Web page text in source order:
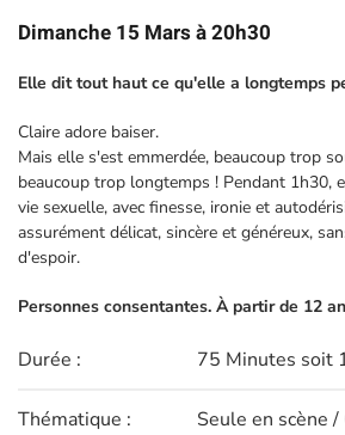
Dimanche 15 Mars à 20h30
Elle dit tout haut ce qu'elle a longtemps
Claire adore baiser.
Mais elle s'est emmerdée, beaucoup trop
beaucoup trop longtemps ! Pendant 1h30,
vie sexuelle, avec finesse, ironie et
assurément délicat, sincère et généreux,
d'espoir.
Personnes consentantes. À partir de 12
Durée : 75 Minutes soit
Thématique : Seule en scène